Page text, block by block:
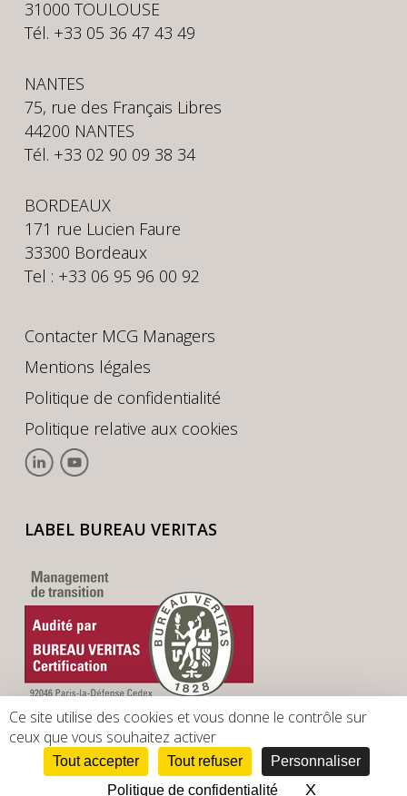
31000 TOULOUSE
Tél. +33 05 36 47 43 49
NANTES
75, rue des Français Libres
44200 NANTES
Tél. +33 02 90 09 38 34
BORDEAUX
171 rue Lucien Faure
33300 Bordeaux
Tel : +33 06 95 96 00 92
Contacter MCG Managers
Mentions légales
Politique de confidentialité
Politique relative aux cookies
LABEL BUREAU VERITAS
Ce site utilise des cookies et vous donne le contrôle sur
ceux que vous souhaitez activer
Tout accepter Tout refuser
Personnaliser
Politique de confidentialité
XMasquer le